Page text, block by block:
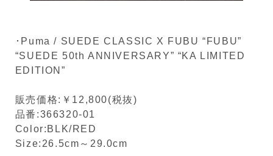
･Puma / SUEDE CLASSIC X FUBU “FUBU”
“SUEDE 50th ANNIVERSARY” “KA LIMITED
EDITION”
販売価格:￥12,800(税抜)
品番:366320-01
Color:BLK/RED
Size:26.5cm～29.0cm